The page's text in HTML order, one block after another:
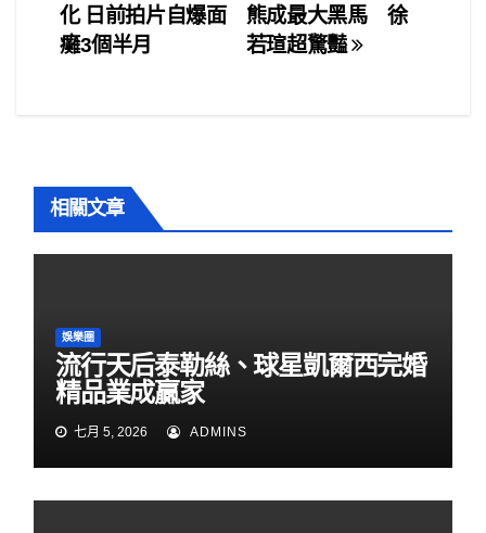
o
o
章
導
熊成最大黑馬 徐
若瑄超驚豔
化 日前拍片自爆面
癱3個半月
相關文章
娛樂圈
流行天后泰勒絲、球星凱爾西完婚
精品業成贏家
七月 5, 2026 ADMINS